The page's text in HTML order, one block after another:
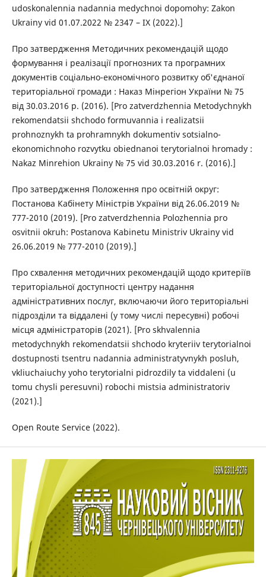
udoskonalennia nadannia medychnoi dopomohy: Zakon
Ukrainy vid 01.07.2022 № 2347 – ІХ (2022).]
Про затвердження Методичних рекомендацій щодо
формування і реалізації прогнозних та програмних
документів соціально-економічного розвитку об'єднаної
територіальної громади : Наказ Мінрегіон України № 75
від 30.03.2016 р. (2016). [Pro zatverdzhennia Metodychnykh
rekomendatsii shchodo formuvannia i realizatsii
prohnoznykh ta prohramnykh dokumentiv sotsialno-
ekonomichnoho rozvytku obiednanoi terytorialnoi hromady :
Nakaz Minrehion Ukrainy № 75 vid 30.03.2016 r. (2016).]
Про затвердження Положення про освітній округ:
Постанова Кабінету Міністрів України від 26.06.2019 №
777-2010 (2019). [Pro zatverdzhennia Polozhennia pro
osvitnii okruh: Postanova Kabinetu Ministriv Ukrainy vid
26.06.2019 № 777-2010 (2019).]
Про схвалення методичних рекомендацій щодо критеріїв
територіальної доступності центру надання
адміністративних послуг, включаючи його територіальні
підрозділи та віддалені (у тому числі пересувні) робочі
місця адміністраторів (2021). [Pro skhvalennia
metodychnykh rekomendatsii shchodo kryteriiv terytorialnoi
dostupnosti tsentru nadannia administratyvnykh posluh,
vkliuchaiuchy yoho terytorialni pidrozdily ta viddaleni (u
tomu chysli peresuvni) robochi mistsia administratoriv
(2021).]
Open Route Service (2022).